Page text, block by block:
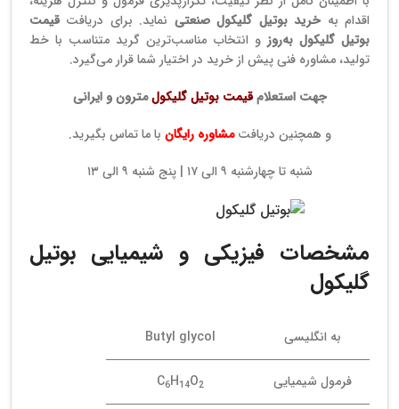
اقدام به خرید بوتیل گلیکول صنعتی نماید. برای دریافت قیمت
بوتیل گلیکول به‌روز و انتخاب مناسب‌ترین گرید متناسب با خط
تولید، مشاوره فنی پیش از خرید در اختیار شما قرار می‌گیرد.
جهت استعلامقیمت بوتیل گلیکولمترون و ایرانی
و همچنین دریافت مشاوره رایگان با ما تماس بگیرید.
شنبه تا چهارشنبه ۹ الی ۱۷ | پنج شنبه ۹ الی ۱۳
مشخصات فیزیکی و شیمیایی بوتیل
گلیکول
به انگلیسی Butyl glycol
فرمول شیمیایی C6H14O2